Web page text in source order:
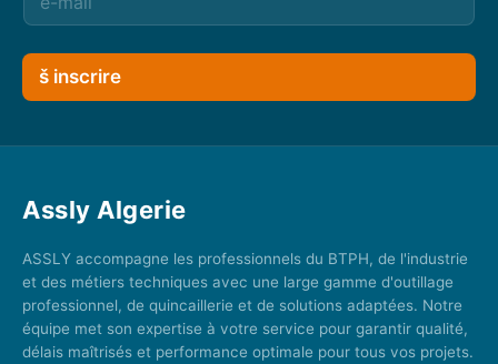
š inscrire
Assly Algerie
ASSLY accompagne les professionnels du BTPH, de l'industrie
et des métiers techniques avec une large gamme d'outillage
professionnel, de quincaillerie et de solutions adaptées. Notre
équipe met son expertise à votre service pour garantir qualité,
délais maîtrisés et performance optimale pour tous vos projets.